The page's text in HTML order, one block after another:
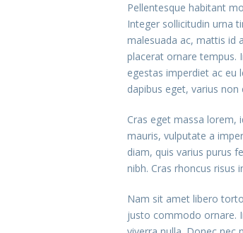
Pellentesque habitant
Integer sollicitudin urna
malesuada ac, mattis id
placerat ornare tempus.
egestas imperdiet ac eu
dapibus eget, varius
Cras eget massa lorem,
mauris, vulputate a
diam, quis varius purus
nibh. Cras rhoncus risus
Nam sit amet libero
justo commodo ornare.